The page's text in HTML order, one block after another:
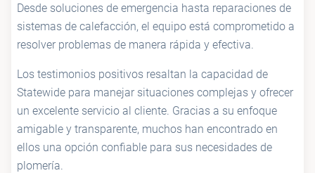
Desde soluciones de emergencia hasta reparaciones de
sistemas de calefacción, el equipo está comprometido a
resolver problemas de manera rápida y efectiva.
Los testimonios positivos resaltan la capacidad de
Statewide para manejar situaciones complejas y ofrecer
un excelente servicio al cliente. Gracias a su enfoque
amigable y transparente, muchos han encontrado en
ellos una opción confiable para sus necesidades de
plomería.